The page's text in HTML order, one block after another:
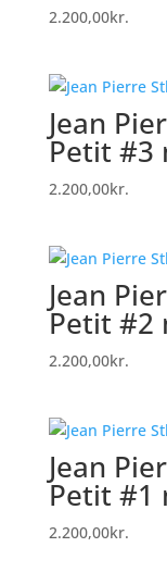
2.200,00kr.
Jean
Petit #3
2.200,00kr.
Jean
Petit #2
2.200,00kr.
Jean
Petit #1
2.200,00kr.